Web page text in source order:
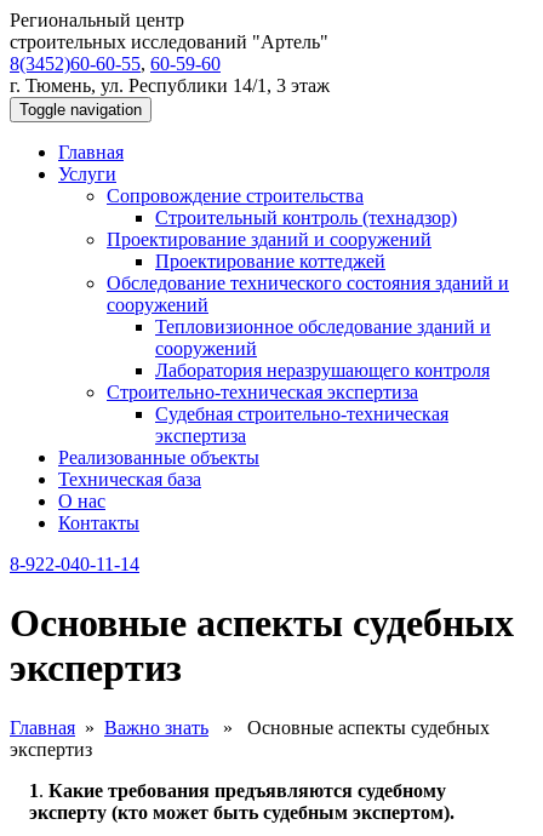
Региональный центр
строительных исследований "Артель"
8(3452)60-60-55, 60-59-60
г. Тюмень, ул. Республики 14/1, 3 этаж
Toggle navigation
Главная
Услуги
Сопровождение строительства
Строительный контроль (технадзор)
Проектирование зданий и сооружений
Проектирование коттеджей
Обследование технического состояния зданий и
сооружений
Тепловизионное обследование зданий и
сооружений
Лаборатория неразрушающего контроля
Строительно-техническая экспертиза
Судебная строительно-техническая
экспертиза
Реализованные объекты
Техническая база
О нас
Контакты
8-922-040-11-14
Основные аспекты судебных
экспертиз
Главная » Важно знать » Основные аспекты судебных
экспертиз
1. Какие требования предъявляются судебному
эксперту (кто может быть судебным экспертом).